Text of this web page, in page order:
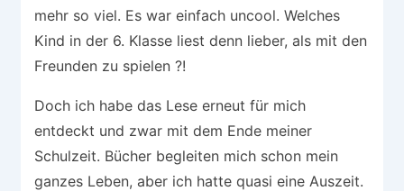
mehr so viel. Es war einfach uncool. Welches
Kind in der 6. Klasse liest denn lieber, als mit den
Freunden zu spielen ?!
Doch ich habe das Lese erneut für mich
entdeckt und zwar mit dem Ende meiner
Schulzeit. Bücher begleiten mich schon mein
ganzes Leben, aber ich hatte quasi eine Auszeit.